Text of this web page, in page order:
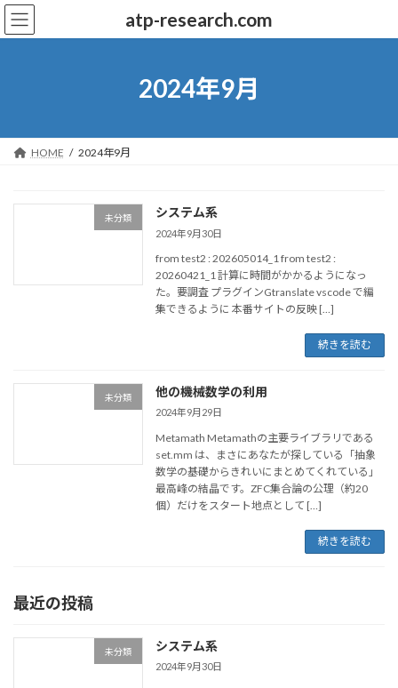
コ
ン
ナ
ビ
atp-research.com
2024年9月
HOME 2024年9月
未分類 システム系
2024年9月30日
from test2 : 202605014_1 from test2 :
20260421_1 計算に時間がかかるようになっ
た。要調査 プラグインGtranslate vscode で編
集できるように 本番サイトの反映 […]
続きを読む
未分類 他の機械数学の利用
2024年9月29日
Metamath Metamathの主要ライブラリである
set.mm は、まさにあなたが探している「抽象
数学の基礎からきれいにまとめてくれている」
最高峰の結晶です。ZFC集合論の公理（約20
個）だけをスタート地点として […]
続きを読む
最近の投稿
未分類 システム系
2024年9月30日